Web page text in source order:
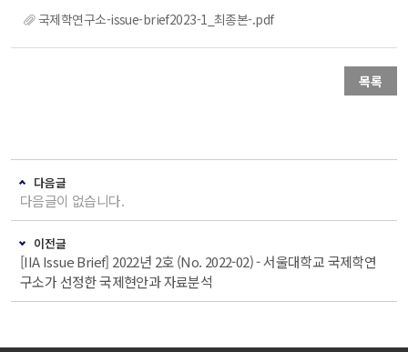
국제학연구소-issue-brief2023-1_최종본-.pdf
목록
다음글
다음글이 없습니다.
이전글
[IIA Issue Brief] 2022년 2호 (No. 2022-02) - 서울대학교 국제학연
구소가 선정한 국제현안과 자료분석